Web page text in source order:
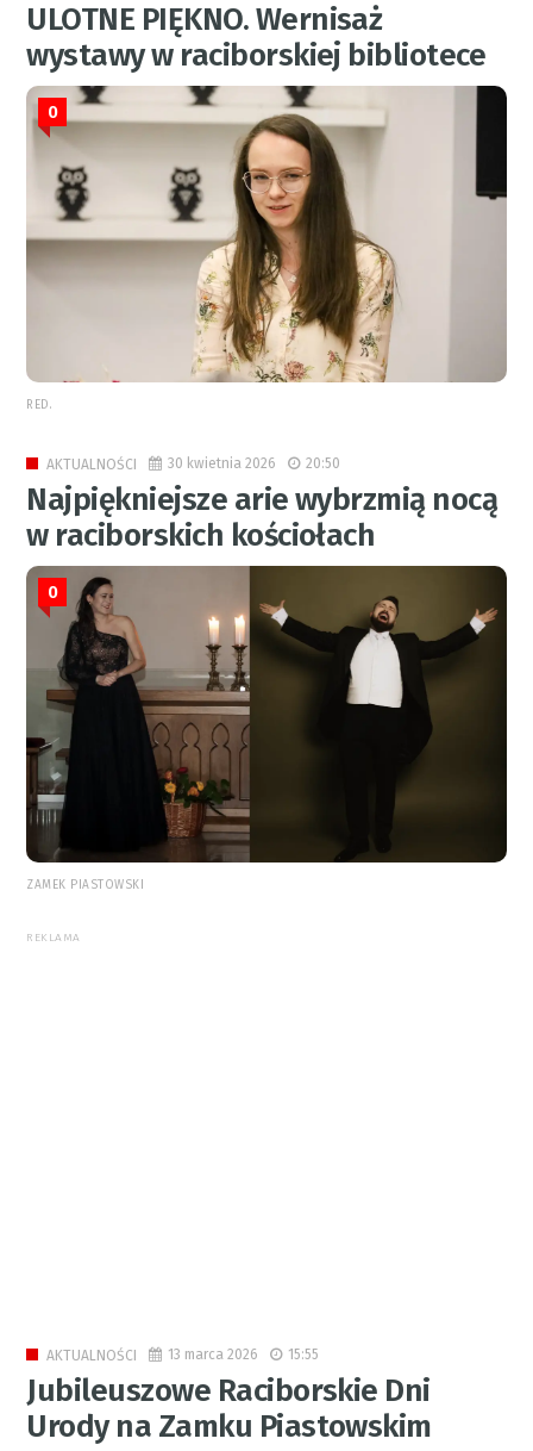
ULOTNE PIĘKNO. Wernisaż
wystawy w raciborskiej bibliotece
0
RED.
AKTUALNOŚCI 30 kwietnia 2026 20:50
Najpiękniejsze arie wybrzmią nocą
w raciborskich kościołach
0
ZAMEK PIASTOWSKI
REKLAMA
AKTUALNOŚCI 13 marca 2026 15:55
Jubileuszowe Raciborskie Dni
Urody na Zamku Piastowskim